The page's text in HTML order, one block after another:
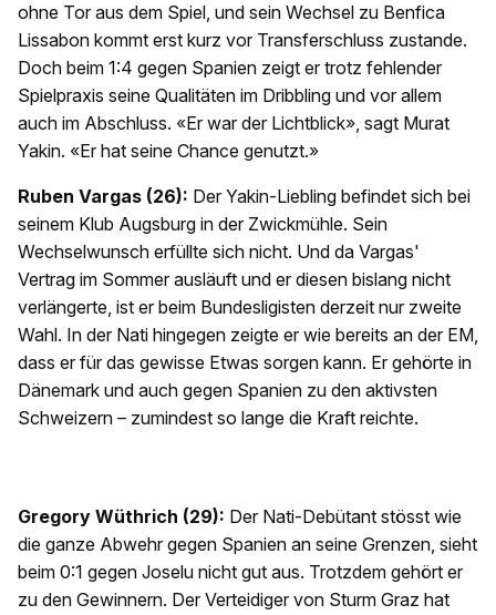
ohne Tor aus dem Spiel, und sein Wechsel zu Benfica
Lissabon kommt erst kurz vor Transferschluss zustande.
Doch beim 1:4 gegen Spanien zeigt er trotz fehlender
Spielpraxis seine Qualitäten im Dribbling und vor allem
auch im Abschluss. «Er war der Lichtblick», sagt Murat
Yakin. «Er hat seine Chance genutzt.»
Ruben Vargas (26): Der Yakin-Liebling befindet sich bei
seinem Klub Augsburg in der Zwickmühle. Sein
Wechselwunsch erfüllte sich nicht. Und da Vargas'
Vertrag im Sommer ausläuft und er diesen bislang nicht
verlängerte, ist er beim Bundesligisten derzeit nur zweite
Wahl. In der Nati hingegen zeigte er wie bereits an der EM,
dass er für das gewisse Etwas sorgen kann. Er gehörte in
Dänemark und auch gegen Spanien zu den aktivsten
Schweizern – zumindest so lange die Kraft reichte.
Gregory Wüthrich (29): Der Nati-Debütant stösst wie
die ganze Abwehr gegen Spanien an seine Grenzen, sieht
beim 0:1 gegen Joselu nicht gut aus. Trotzdem gehört er
zu den Gewinnern. Der Verteidiger von Sturm Graz hat